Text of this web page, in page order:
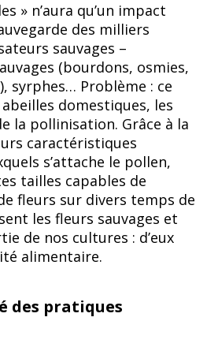
» n’aura qu’un impact
des milliers
sauvages –
(bourdons, osmies,
syrphes… Problème : ce
domestiques, les
la pollinisation. Grâce à la
caractéristiques
s’attache le pollen,
tailles capables de
fleurs sur divers temps de
les fleurs sauvages et
de nos cultures : d’eux
alimentaire.
des pratiques